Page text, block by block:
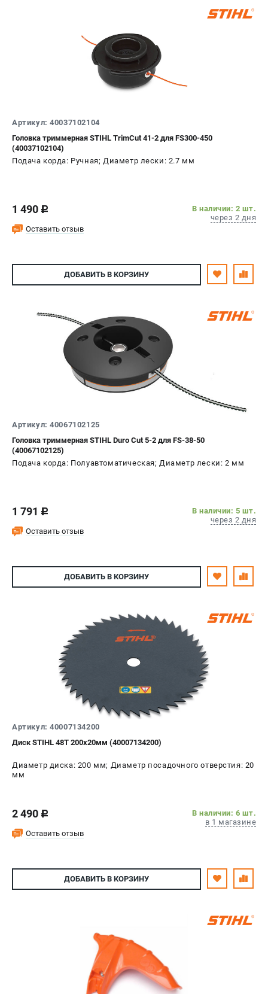
Артикул: 40037102104
Головка триммерная STIHL TrimCut 41-2 для FS300-450
(40037102104)
Подача корда: Ручная; Диаметр лески: 2.7 мм
1 490 c
В наличии: 2 шт.
через 2 дня
Оставить отзыв
ДОБАВИТЬ В КОРЗИНУ
Артикул: 40067102125
Головка триммерная STIHL Duro Cut 5-2 для FS-38-50
(40067102125)
Подача корда: Полуавтоматическая; Диаметр лески: 2 мм
1 791 c
В наличии: 5 шт.
через 2 дня
Оставить отзыв
ДОБАВИТЬ В КОРЗИНУ
Артикул: 40007134200
Диск STIHL 48T 200х20мм (40007134200)
Диаметр диска: 200 мм; Диаметр посадочного отверстия: 20
мм
2 490 c
В наличии: 6 шт.
в 1 магазине
Оставить отзыв
ДОБАВИТЬ В КОРЗИНУ